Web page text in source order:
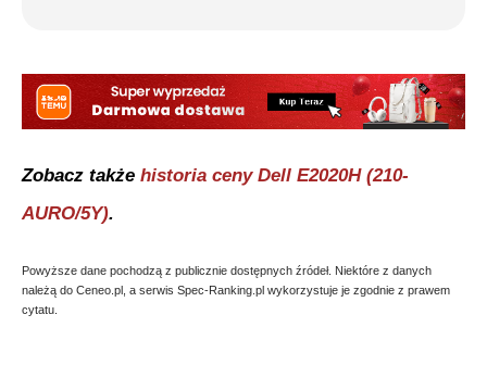
Zobacz także historia ceny Dell E2020H (210-
AURO/5Y).
Powyższe dane pochodzą z publicznie dostępnych źródeł. Niektóre z danych
należą do Ceneo.pl, a serwis Spec-Ranking.pl wykorzystuje je zgodnie z prawem
cytatu.